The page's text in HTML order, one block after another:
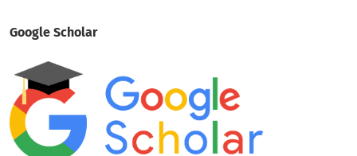
Google Scholar